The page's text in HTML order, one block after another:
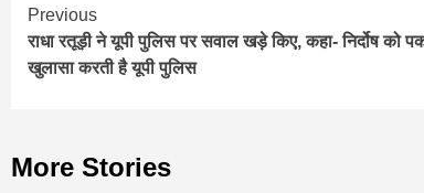
Continue
Reading
Previous
राधा रतूड़ी ने यूपी पुलिस पर सवाल खड़े किए, कहा- निर्दोष को
खुलासा करती है यूपी पुलिस
More Stories